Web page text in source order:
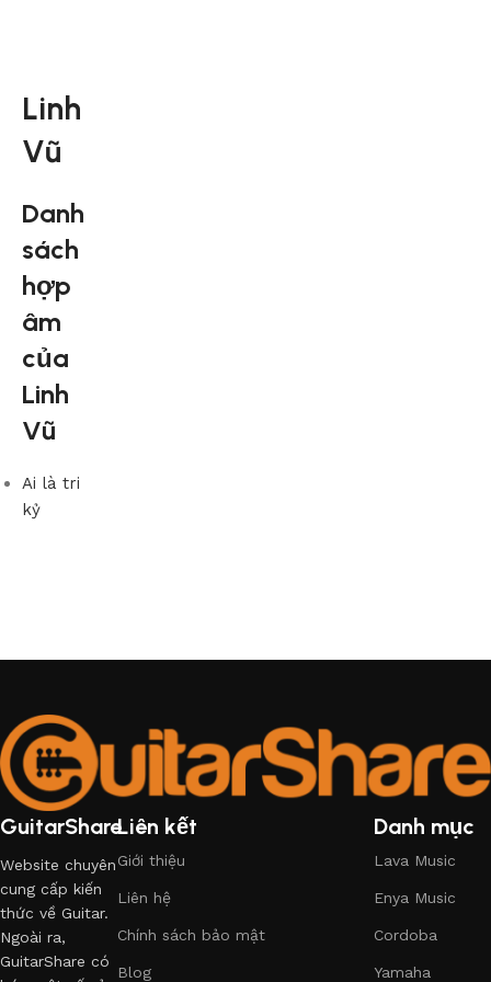
Linh
Vũ
Danh
sách
hợp
âm
của
Linh
Vũ
Ai là tri
kỷ
GuitarShare
Website chuyên
cung cấp kiến
thức về Guitar.
Ngoài ra,
GuitarShare có
Liên kết
Giới thiệu
Liên hệ
Chính sách bảo mật
Blog
Danh mục
Lava Music
Enya Music
Cordoba
Yamaha